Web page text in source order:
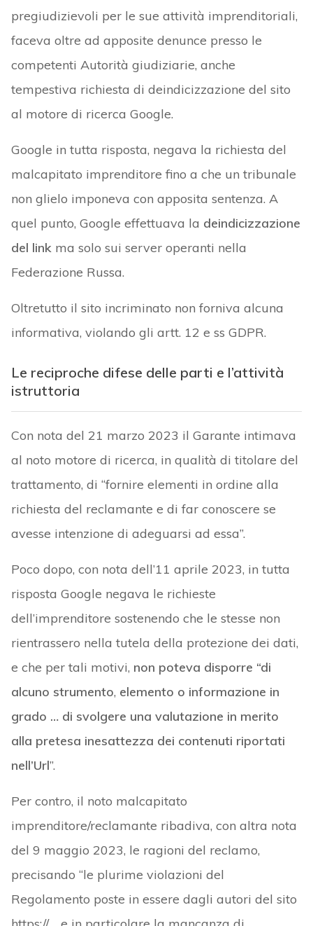
pregiudizievoli per le sue attività imprenditoriali,
faceva oltre ad apposite denunce presso le
competenti Autorità giudiziarie, anche
tempestiva richiesta di deindicizzazione del sito
al motore di ricerca Google.
Google in tutta risposta, negava la richiesta del
malcapitato imprenditore fino a che un tribunale
non glielo imponeva con apposita sentenza. A
quel punto, Google effettuava la deindicizzazione
del link ma solo sui server operanti nella
Federazione Russa.
Oltretutto il sito incriminato non forniva alcuna
informativa, violando gli artt. 12 e ss GDPR.
Le reciproche difese delle parti e l’attività
istruttoria
Con nota del 21 marzo 2023 il Garante intimava
al noto motore di ricerca, in qualità di titolare del
trattamento, di “fornire elementi in ordine alla
richiesta del reclamante e di far conoscere se
avesse intenzione di adeguarsi ad essa”.
Poco dopo, con nota dell’11 aprile 2023, in tutta
risposta Google negava le richieste
dell’imprenditore sostenendo che le stesse non
rientrassero nella tutela della protezione dei dati,
e che per tali motivi, non poteva disporre “di
alcuno strumento, elemento o informazione in
grado … di svolgere una valutazione in merito
alla pretesa inesattezza dei contenuti riportati
nell’Url”.
Per contro, il noto malcapitato
imprenditore/reclamante ribadiva, con altra nota
del 9 maggio 2023, le ragioni del reclamo,
precisando “le plurime violazioni del
Regolamento poste in essere dagli autori del sito